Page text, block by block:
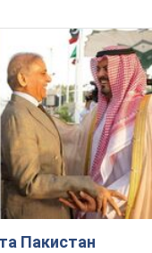
Пакистан